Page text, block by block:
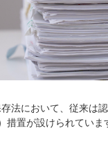
法において、従来は
措置が設けられてい